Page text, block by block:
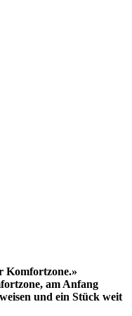
Komfortzone.»
am Anfang
und ein Stück weit